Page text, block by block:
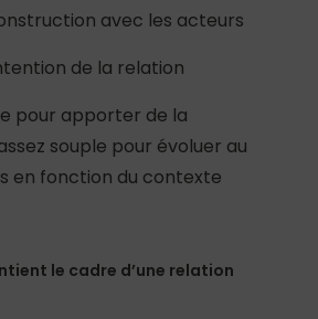
avec les acteurs
de la relation
pour apporter de la
souple pour évoluer au
en fonction du contexte
le cadre d’une relation